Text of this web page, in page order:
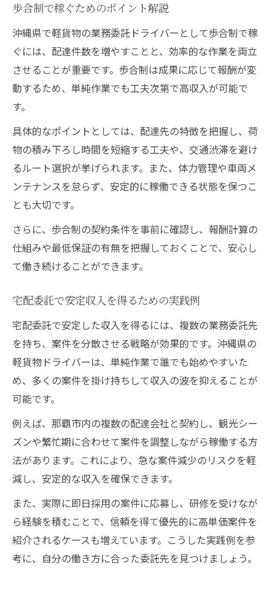
歩合制で稼ぐためのポイント解説
沖縄県で軽貨物の業務委託ドライバーとして歩合制で稼
ぐには、配達件数を増やすことと、効率的な作業を両立
させることが重要です。歩合制は成果に応じて報酬が変
動するため、単純作業でも工夫次第で高収入が可能で
す。
具体的なポイントとしては、配達先の特徴を把握し、荷
物の積み下ろし時間を短縮する工夫や、交通渋滞を避け
るルート選択が挙げられます。また、体力管理や車両メ
ンテナンスを怠らず、安定的に稼働できる状態を保つこ
とも大切です。
さらに、歩合制の契約条件を事前に確認し、報酬計算の
仕組みや最低保証の有無を把握しておくことで、安心し
て働き続けることができます。
宅配委託で安定収入を得るための実践例
宅配委託で安定した収入を得るには、複数の業務委託先
を持ち、案件を分散させる戦略が効果的です。沖縄県の
軽貨物ドライバーは、単純作業で誰でも始めやすいた
め、多くの案件を掛け持ちして収入の波を抑えることが
可能です。
例えば、那覇市内の複数の配達会社と契約し、観光シー
ズンや繁忙期に合わせて案件を調整しながら稼働する方
法があります。これにより、急な案件減少のリスクを軽
減し、安定的な収入を確保できます。
また、実際に即日採用の案件に応募し、研修を受けなが
ら経験を積むことで、信頼を得て優先的に高単価案件を
紹介されるケースも増えています。こうした実践例を参
考に、自分の働き方に合った委託先を見つけましょう。